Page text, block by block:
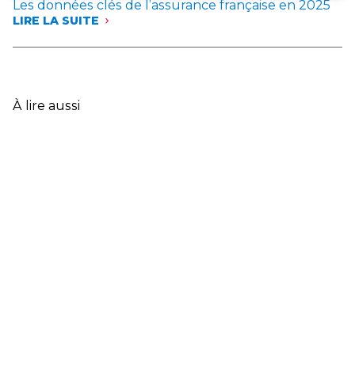
Les données clés de l’assurance française en 2025
LIRE LA SUITE
:
L’ASSURANCE
FRANÇAISE
À lire aussi